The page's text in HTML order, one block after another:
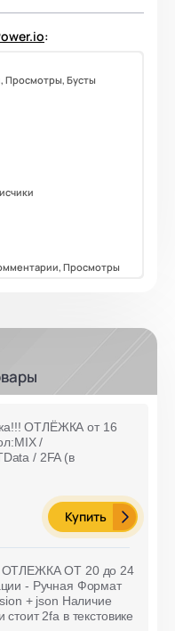
:
Просмотры, Бусты
Просмотры
ОТЛЁЖКА от 16
/
/ 2FA (в
Купить
ОТЛЕЖКА ОТ 20 до 24
- Ручная Формат
+ json Наличие
2fa в текстовике